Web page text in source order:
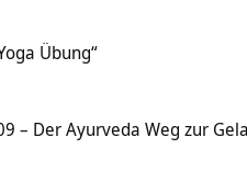
Übung“
– Der Ayurveda Weg zur